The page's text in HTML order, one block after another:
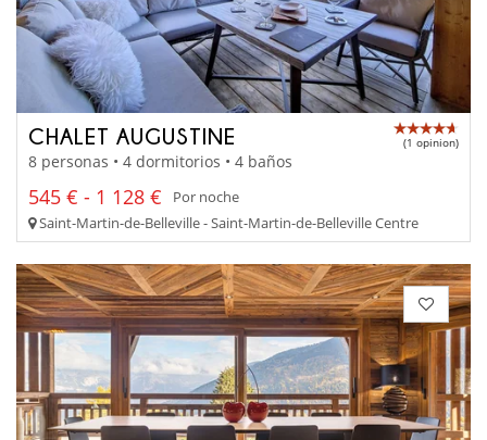
CHALET AUGUSTINE (1 opinion)
8 personas • 4 dormitorios • 4 baños
545 € - 1 128 €
Por noche
Saint-Martin-de-Belleville - Saint-Martin-de-Belleville Centre